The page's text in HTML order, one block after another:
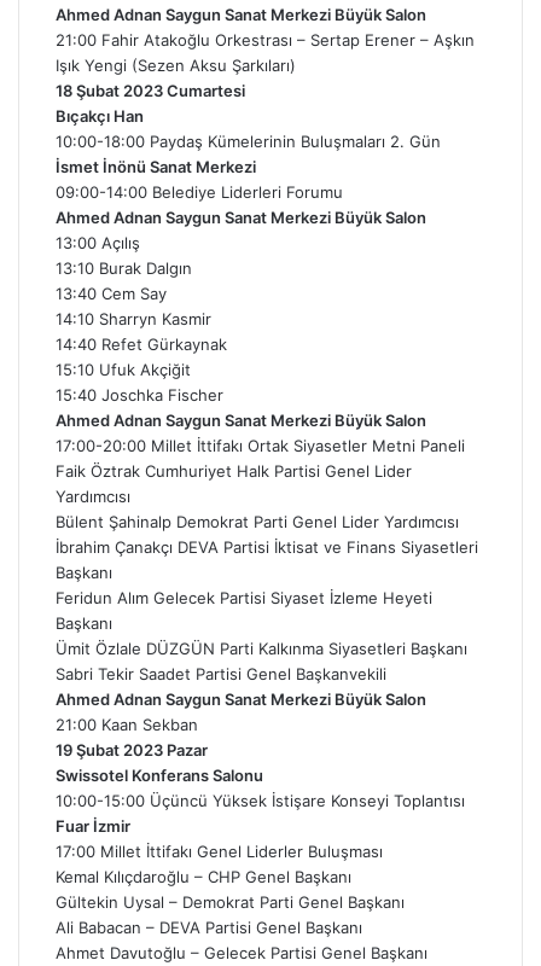
Ahmed Adnan Saygun Sanat Merkezi Büyük Salon
21:00 Fahir Atakoğlu Orkestrası – Sertap Erener – Aşkın
Işık Yengi (Sezen Aksu Şarkıları)
18 Şubat 2023 Cumartesi
Bıçakçı Han
10:00-18:00 Paydaş Kümelerinin Buluşmaları 2. Gün
İsmet İnönü Sanat Merkezi
09:00-14:00 Belediye Liderleri Forumu
Ahmed Adnan Saygun Sanat Merkezi Büyük Salon
13:00 Açılış
13:10 Burak Dalgın
13:40 Cem Say
14:10 Sharryn Kasmir
14:40 Refet Gürkaynak
15:10 Ufuk Akçiğit
15:40 Joschka Fischer
Ahmed Adnan Saygun Sanat Merkezi Büyük Salon
17:00-20:00 Millet İttifakı Ortak Siyasetler Metni Paneli
Faik Öztrak Cumhuriyet Halk Partisi Genel Lider
Yardımcısı
Bülent Şahinalp Demokrat Parti Genel Lider Yardımcısı
İbrahim Çanakçı DEVA Partisi İktisat ve Finans Siyasetleri
Başkanı
Feridun Alım Gelecek Partisi Siyaset İzleme Heyeti
Başkanı
Ümit Özlale DÜZGÜN Parti Kalkınma Siyasetleri Başkanı
Sabri Tekir Saadet Partisi Genel Başkanvekili
Ahmed Adnan Saygun Sanat Merkezi Büyük Salon
21:00 Kaan Sekban
19 Şubat 2023 Pazar
Swissotel Konferans Salonu
10:00-15:00 Üçüncü Yüksek İstişare Konseyi Toplantısı
Fuar İzmir
17:00 Millet İttifakı Genel Liderler Buluşması
Kemal Kılıçdaroğlu – CHP Genel Başkanı
Gültekin Uysal – Demokrat Parti Genel Başkanı
Ali Babacan – DEVA Partisi Genel Başkanı
Ahmet Davutoğlu – Gelecek Partisi Genel Başkanı